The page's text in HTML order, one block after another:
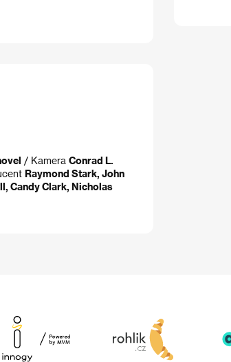
/ Kamera Conrad L.
Raymond Stark, John
Candy Clark, Nicholas